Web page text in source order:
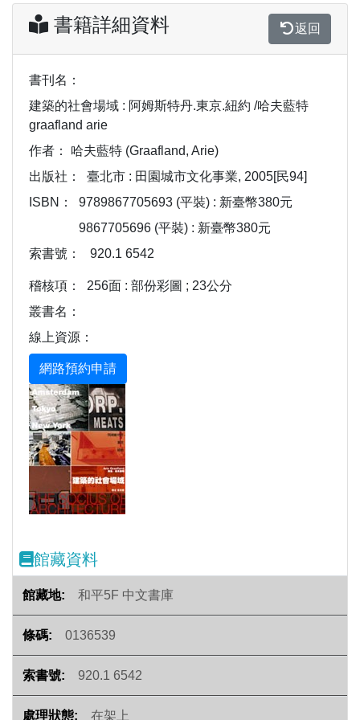
書籍詳細資料 返回
書刊名：
建築的社會場域 : 阿姆斯特丹.東京.紐約 /哈夫藍特
graafland arie
作者：
哈夫藍特 (Graafland, Arie)
出版社：
臺北市 : 田園城市文化事業, 2005[民94]
ISBN：
9789867705693 (平裝) : 新臺幣380元
9867705696 (平裝) : 新臺幣380元
索書號：
920.1 6542
稽核項：
256面 : 部份彩圖 ; 23公分
叢書名：
線上資源：
Previous
館藏資料
和平5F 中文書庫
0136539
920.1 6542
在架上